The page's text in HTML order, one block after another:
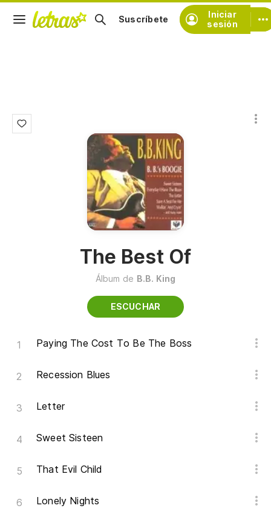
Iniciar
sesión
Suscríbete
The Best Of
Álbum de B.B. King
ESCUCHAR
Paying The Cost To Be The Boss
Recession Blues
Letter
Sweet Sisteen
That Evil Child
Lonely Nights